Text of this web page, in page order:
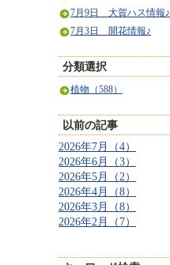
7月9日 大賀ハス情報♪
7月3日 開花情報♪
分類選択
植物（588）
以前の記事
2026年7月（4）
2026年6月（3）
2026年5月（2）
2026年4月（8）
2026年3月（8）
2026年2月（7）